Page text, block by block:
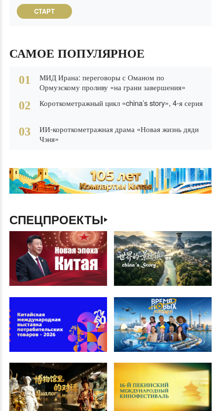
CTAPT
САМОЕ ПОПУЛЯРНОЕ
01
МИД Ирана: переговоры с Оманом по
Ормузскому проливу «на грани завершения»
02 Короткометражный цикл «china’s story», 4-я серия
03
ИИ-короткометражная драма «Новая жизнь дяди
Чэня»
СПЕЦПРОЕКТЫ